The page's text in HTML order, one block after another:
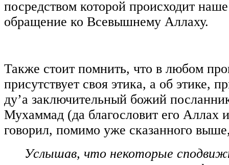
посредством которой происходит
обращение ко Всевышнему Аллаху.
Также стоит помнить, что в любом
присутствует своя этика, а об этике,
ду’а заключительный божий
Мухаммад (да благословит его Аллах
говорил, помимо уже сказанного
Услышав, что некоторые